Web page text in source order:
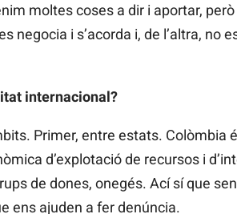
moltes coses a dir i aportar,
negocia i s’acorda i, de l’altra, no
internacional?
Primer, entre estats. Colòmbia
d’explotació de recursos i
de dones, onegés. Ací sí que
ens ajuden a fer denúncia.